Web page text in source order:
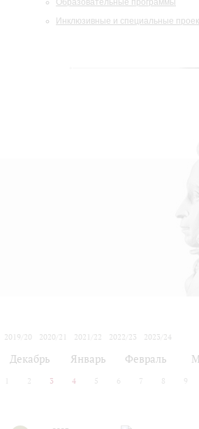
Инклюзивные и специальные
2019/20
2020/21 2021/22 2022/23
2023/24
Декабрь Январь Февраль
2 3 4 5 6 7 8 9